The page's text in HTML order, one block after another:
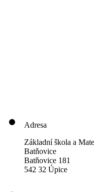
Adresa
Základní škola a
Batňovice
Batňovice 181
542 32 Úpice